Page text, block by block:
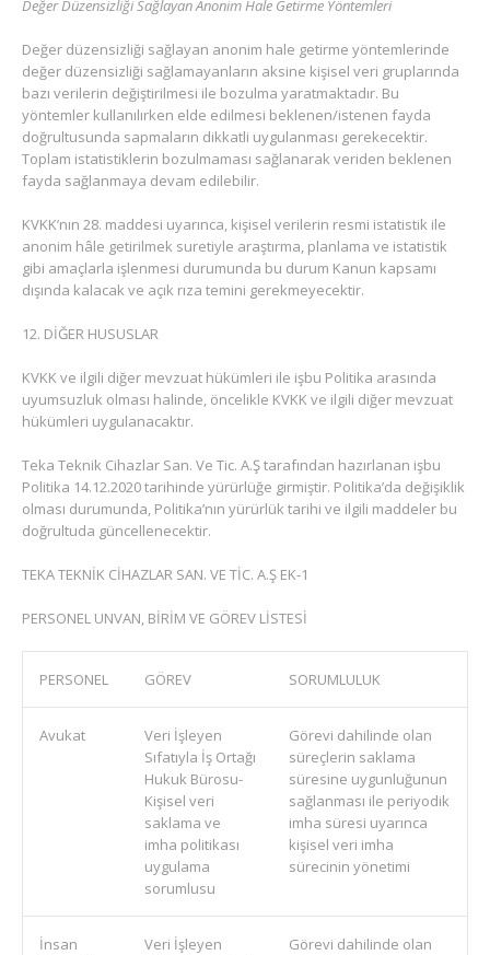
Değer Düzensizliği Sağlayan Anonim Hale Getirme Yöntemleri
Değer düzensizliği sağlayan anonim hale getirme yöntemlerinde
değer düzensizliği sağlamayanların aksine kişisel veri gruplarında
bazı verilerin değiştirilmesi ile bozulma yaratmaktadır. Bu
yöntemler kullanılırken elde edilmesi beklenen/istenen fayda
doğrultusunda sapmaların dikkatli uygulanması gerekecektir.
Toplam istatistiklerin bozulmaması sağlanarak veriden beklenen
fayda sağlanmaya devam edilebilir.
KVKK’nın 28. maddesi uyarınca, kişisel verilerin resmi istatistik ile
anonim hâle getirilmek suretiyle araştırma, planlama ve istatistik
gibi amaçlarla işlenmesi durumunda bu durum Kanun kapsamı
dışında kalacak ve açık rıza temini gerekmeyecektir.
DİĞER HUSUSLAR
KVKK ve ilgili diğer mevzuat hükümleri ile işbu Politika arasında
uyumsuzluk olması halinde, öncelikle KVKK ve ilgili diğer mevzuat
hükümleri uygulanacaktır.
Teka Teknik Cihazlar San. Ve Tic. A.Ş tarafından hazırlanan işbu
Politika 14.12.2020 tarihinde yürürlüğe girmiştir. Politika’da değişiklik
olması durumunda, Politika’nın yürürlük tarihi ve ilgili maddeler bu
doğrultuda güncellenecektir.
TEKA TEKNİK CİHAZLAR SAN. VE TİC. A.Ş EK-1
PERSONEL UNVAN, BİRİM VE GÖREV LİSTESİ
PERSONEL GÖREV SORUMLULUK
Avukat
Veri İşleyen
Sıfatıyla İş Ortağı
Hukuk Bürosu-
Kişisel veri
saklama ve
imha politikası
uygulama
sorumlusu
Görevi dahilinde olan
süreçlerin saklama
süresine uygunluğunun
sağlanması ile periyodik
imha süresi uyarınca
kişisel veri imha
sürecinin yönetimi
İnsan
Veri İşleyen
Görevi dahilinde olan